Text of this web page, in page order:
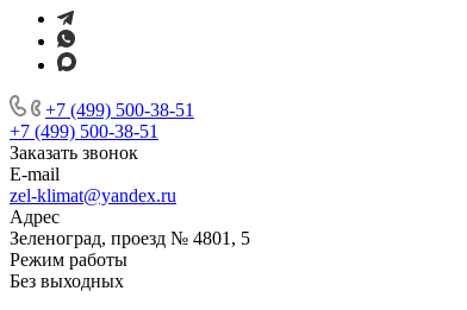
+7 (499) 500-38-51
+7 (499) 500-38-51
Заказать звонок
E-mail
zel-klimat@yandex.ru
Адрес
Зеленоград, проезд № 4801, 5
Режим работы
Без выходных